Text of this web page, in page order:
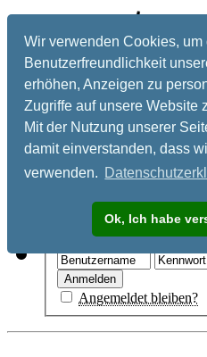
Wir verwenden Cookies, um
Benutzerfreundlichkeit
erhöhen, Anzeigen zu
Zugriffe auf unsere Website
Mit der Nutzung unserer
damit einverstanden, dass
verwenden.
Ok, Ich habe
Registrieren
Angemeldet bleiben?